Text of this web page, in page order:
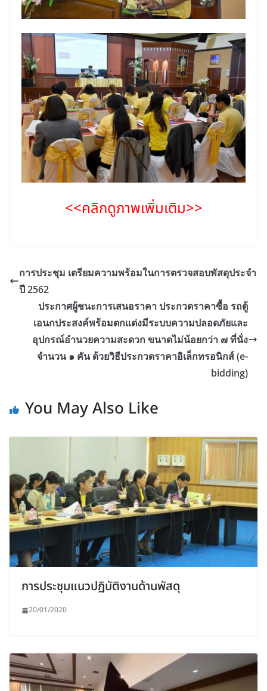
<<คลิกดูภาพเพิ่มเติม>>
การประชุม เตรียมความพร้อมในการตรวจสอบพัสดุประจำ
ปี 2562
ประกาศผู้ชนะการเสนอราคา ประกวดราคาซื้อ รถตู้
เอนกประสงค์พร้อมตกแต่งมีระบบความปลอดภัยและ
อุปกรณ์อำนวยความสะดวก ขนาดไม่น้อยกว่า ๗ ที่นั่ง
จำนวน ๑ คัน ด้วยวิธีประกวดราคาอิเล็กทรอนิกส์ (e-
bidding)
You May Also Like
การประชุมแนวปฏิบัติงานด้านพัสดุ
20/01/2020